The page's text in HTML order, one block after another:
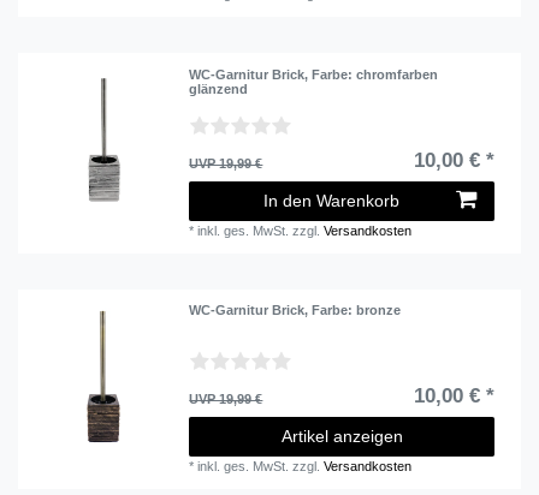
WC-Garnitur Brick, Farbe: chromfarben
glänzend
UVP 19,99 € 10,00 € *
In den Warenkorb
*inkl. ges. MwSt. zzgl.Versandkosten
WC-Garnitur Brick, Farbe: bronze
UVP 19,99 € 10,00 € *
Artikel anzeigen
*inkl. ges. MwSt. zzgl.Versandkosten